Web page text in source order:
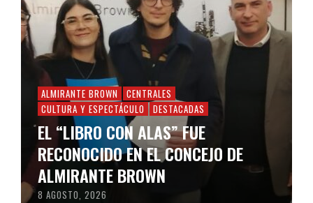
ALMIRANTE BROWN
CENTRALES
CULTURA Y ESPECTÁCULO
DESTACADAS
EL “LIBRO CON ALAS” FUE
RECONOCIDO EN EL CONCEJO DE
ALMIRANTE BROWN
8 AGOSTO, 2026